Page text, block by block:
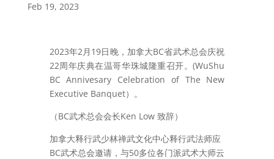
Feb 19, 2023
2023年2月19日晚，加拿大BC省武术总会庆祝
22周年庆典在温哥华珠城隆重召开。(WuShu
BC Annivesary Celebration of The New
Executive Banquet）。
（BC武术总会会长Ken Low 致辞）
加拿大释行武少林禅武文化中心释行武法师应
BC武术总会邀请，与50多位各门派武术大师云